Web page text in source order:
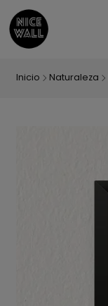
Inicio Naturaleza